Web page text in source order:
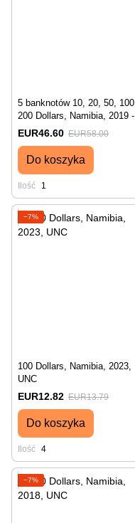
5 banknotów 10, 20, 50, 100,
200 Dollars, Namibia, 2019 -
2023, UNC
EUR46.60 EUR58.00
Do koszyka
Ilość 1
−7%
100 Dollars, Namibia, 2023,
UNC
EUR12.82 EUR13.79
Do koszyka
Ilość 4
−7%